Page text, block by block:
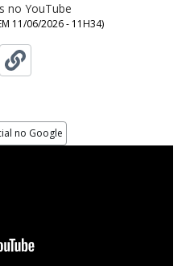
no YouTube
11/06/2026 - 11H34)
no Google